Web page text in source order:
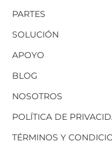
PARTES
SOLUCIÓN
APOYO
BLOG
NOSOTROS
POLÍTICA DE
TÉRMINOS Y